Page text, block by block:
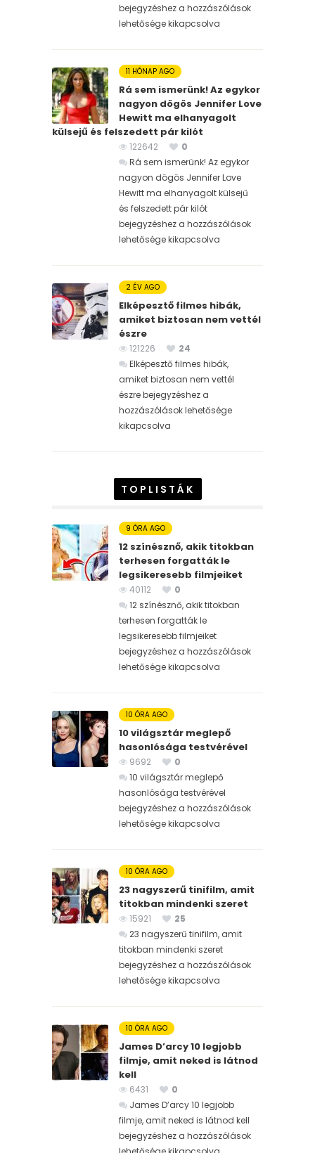
bejegyzéshez a hozzászólások
lehetősége kikapcsolva
11 HÓNAP AGO
Rá sem ismerünk! Az egykor
nagyon dögös Jennifer Love
Hewitt ma elhanyagolt
külsejű és felszedett pár kilót
122642
0
Rá sem ismerünk! Az egykor
nagyon dögös Jennifer Love
Hewitt ma elhanyagolt külsejű
és felszedett pár kilót
bejegyzéshez a hozzászólások
lehetősége kikapcsolva
2 ÉV AGO
Elképesztő filmes hibák,
amiket biztosan nem vettél
észre
121226
24
Elképesztő filmes hibák,
amiket biztosan nem vettél
észre bejegyzéshez a
hozzászólások lehetősége
kikapcsolva
TOPLISTÁK
9 ÓRA AGO
12 színésznő, akik titokban
terhesen forgatták le
legsikeresebb filmjeiket
40112
0
12 színésznő, akik titokban
terhesen forgatták le
legsikeresebb filmjeiket
bejegyzéshez a hozzászólások
lehetősége kikapcsolva
10 ÓRA AGO
10 világsztár meglepő
hasonlósága testvérével
9692
0
10 világsztár meglepő
hasonlósága testvérével
bejegyzéshez a hozzászólások
lehetősége kikapcsolva
10 ÓRA AGO
23 nagyszerű tinifilm, amit
titokban mindenki szeret
15921
25
23 nagyszerű tinifilm, amit
titokban mindenki szeret
bejegyzéshez a hozzászólások
lehetősége kikapcsolva
10 ÓRA AGO
James D’arcy 10 legjobb
filmje, amit neked is látnod
kell
6431
0
James D’arcy 10 legjobb
filmje, amit neked is látnod kell
bejegyzéshez a hozzászólások